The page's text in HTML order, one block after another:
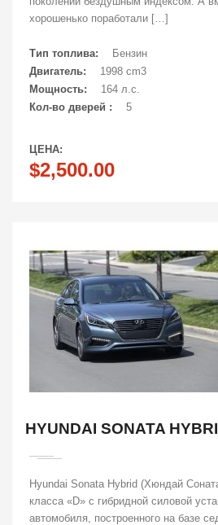
хорошенько поработали […]
Тип топлива:
Бензин
Двигатель:
1998 cm3
Мощность:
164 л.с.
Кол-во дверей :
5
ЦЕНА:
$2,500.00
HYUNDAI SONATA
Hyundai Sonata Hybrid (Хюндай
класса «D» с гибридной силовой
автомобиля, построенного на базе